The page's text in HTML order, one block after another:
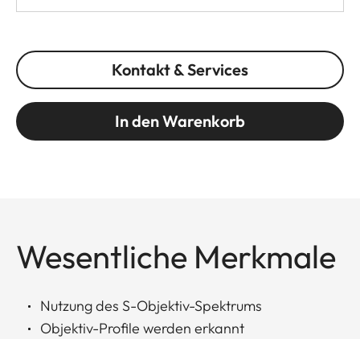
Kontakt & Services
In den Warenkorb
Wesentliche Merkmale
Nutzung des S-Objektiv-Spektrums
Objektiv-Profile werden erkannt